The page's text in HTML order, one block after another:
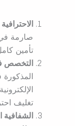
صارمة في
تأمين
التخصص
تغليف
الشفافية